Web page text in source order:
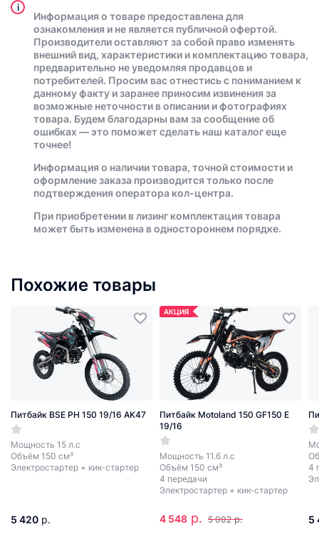
i
Информация о товаре предоставлена для
ознакомления и не является публичной офертой.
Производители оставляют за собой право изменять
внешний вид, характеристики и комплектацию товара,
предварительно не уведомляя продавцов и
потребителей. Просим вас отнестись с пониманием к
данному факту и заранее приносим извинения за
возможные неточности в описании и фотографиях
товара. Будем благодарны вам за сообщение об
ошибках — это поможет сделать наш каталог еще
точнее!
Информация о наличии товара, точной стоимости и
оформление заказа производится только после
подтверждения оператора кол-центра.
При приобретении в лизинг комплектация товара
может быть изменена в одностороннем порядке.
Похожие товары
Питбайк BSE PH 150 19/16 AK47
Мощность 15 л.с
Объём 150 см³
Электростартер + кик-стартер
5 420 р.
АКЦИЯ
Питбайк Motoland 150 GF150 E
19/16
Мощность 11.6 л.с
Объём 150 см³
4 передачи
Электростартер + кик-стартер
4 548 р. 5 002 р.
4
5